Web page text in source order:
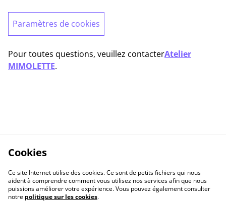
Paramètres de cookies
Pour toutes questions, veuillez contacterAtelier
MIMOLETTE.
Cookies
Ce site Internet utilise des cookies. Ce sont de petits fichiers qui nous
aident à comprendre comment vous utilisez nos services afin que nous
puissions améliorer votre expérience. Vous pouvez également consulter
notre politique sur les cookies.